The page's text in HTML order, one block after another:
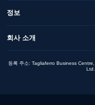
정보
회사 소개
등록 주소: Tagliaferro Business